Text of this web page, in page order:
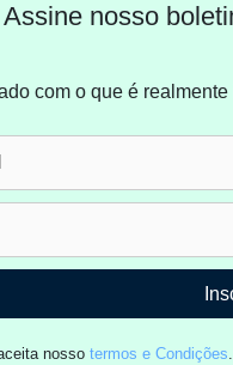
Assine nosso
com o que é
nossotermos e Condições